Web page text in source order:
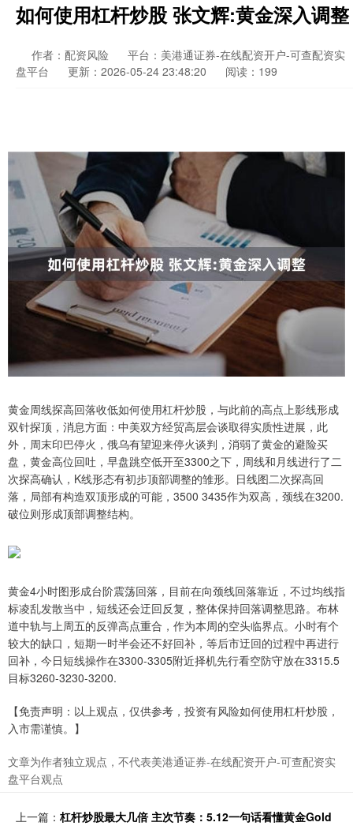
如何使用杠杆炒股 张文辉:黄金深入调整
作者：配资风险
平台：美港通证券-在线配资开户-可查配资实
盘平台
更新：2026-05-24 23:48:20 阅读：199
黄金周线探高回落收低如何使用杠杆炒股，与此前的高点上影线形成
双针探顶，消息方面：中美双方经贸高层会谈取得实质性进展，此
外，周末印巴停火，俄乌有望迎来停火谈判，消弱了黄金的避险买
盘，黄金高位回吐，早盘跳空低开至3300之下，周线和月线进行了二
次探高确认，K线形态有初步顶部调整的雏形。日线图二次探高回
落，局部有构造双顶形成的可能，3500 3435作为双高，颈线在3200.
破位则形成顶部调整结构。
黄金4小时图形成台阶震荡回落，目前在向颈线回落靠近，不过均线指
标凌乱发散当中，短线还会迂回反复，整体保持回落调整思路。布林
道中轨与上周五的反弹高点重合，作为本周的空头临界点。小时有个
较大的缺口，短期一时半会还不好回补，等后市迂回的过程中再进行
回补，今日短线操作在3300-3305附近择机先行看空防守放在3315.5
目标3260-3230-3200.
【免责声明：以上观点，仅供参考，投资有风险如何使用杠杆炒股，
入市需谨慎。】
文章为作者独立观点，不代表美港通证券-在线配资开户-可查配资实
盘平台观点
上一篇： 杠杆炒股最大几倍 主次节奏：5.12一句话看懂黄金Gold